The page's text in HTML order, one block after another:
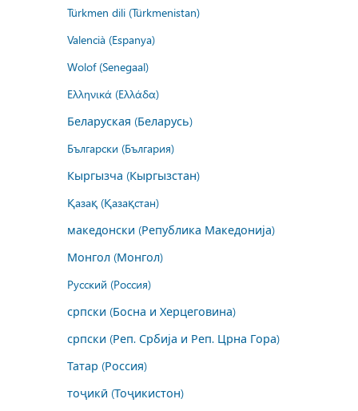
Türkmen dili (Türkmenistan)
Valencià (Espanya)
Wolof (Senegaal)
Ελληνικά (Ελλάδα)
Беларуская (Беларусь)
Български (България)
Кыргызча (Кыргызстан)
Қазақ (Қазақстан)
македонски (Република Македонија)
Монгол (Монгол)
Русский (Россия)
српски (Босна и Херцеговина)
српски (Реп. Србија и Реп. Црна Гора)
Татар (Россия)
тоҷикӣ (Тоҷикистон)